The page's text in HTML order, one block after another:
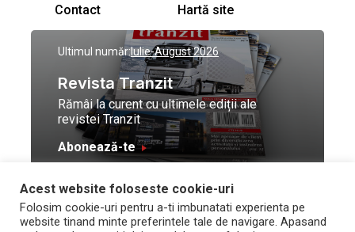
Contact
Hartă site
Ultimul număr:Iulie-August 2026
Revista Tranzit
Rămâi la curent cu ultimele ediții ale
revistei Tranzit
Abonează-te
© Toate drepturile
rezervate Trafic Media
2026
Design by
and development by Neo
Vision Technologies
Acest website foloseste cookie-uri
Folosim cookie-uri pentru a-ti imbunatati experienta pe
website tinand minte preferintele tale de navigare. Apasand